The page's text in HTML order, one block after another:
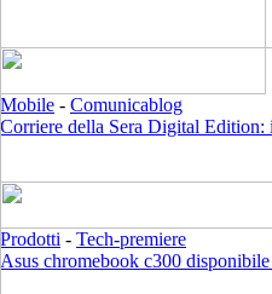
Mobile - Comunicablog
Corriere della Sera Digital
Prodotti - Tech-premiere
Asus chromebook c300